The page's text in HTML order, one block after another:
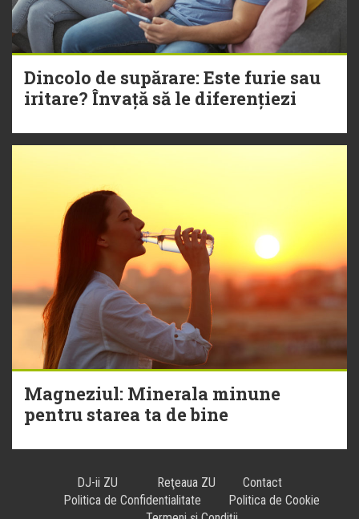
Dincolo de supărare: Este furie sau
iritare? Învață să le diferențiezi
Magneziul: Minerala minune
pentru starea ta de bine
DJ-ii ZU Reţeaua ZU
Contact
Politica de Confidentialitate
Politica de Cookie